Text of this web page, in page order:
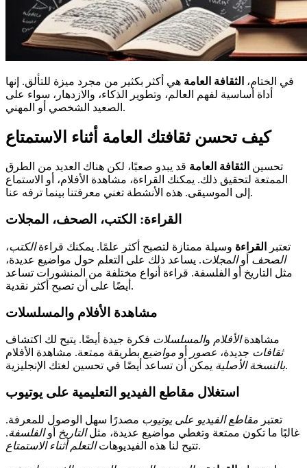
في الختام، الثقافة العامة هي أكثر بكثير من مجرد ميزة للتألق. إنها
أداة أساسية لفهم العالم، وتطوير الذكاء، والازدهار، سواء على
الصعيد الشخصي أو المهني.
كيف تحسن ثقافتك العامة أثناء الاستمتاع
تحسين الثقافة العامة قد يبدو صعبًا، لكن هناك العديد من الطرق
الممتعة لتحقيق ذلك. يمكنك القراءة، مشاهدة الأفلام، أو الاستماع
إلى الموسيقى. هذه الأنشطة تغني معرفتنا بينما ترفه عنا.
القراءة: الكتب، الصحف، المجلات
تعتبر القراءة وسيلة ممتازة لتصبح أكثر علمًا. يمكنك قراءةالكتب،
الصحف أوالمجلات. يساعد ذلك على التعلم حول مواضيع عديدة،
مثل التاريخ أو الفلسفة. قراءة أنواع مختلفة من المنشورات تساعد
أيضًا على أن تصبح أكثر نقدية.
مشاهدة الأفلام والمسلسلات
مشاهدةالأفلام والمسلسلات فكرة جيدة أيضًا. يتيح لك اكتشاف
ثقافات جديدة، عصور أو مواضيع بطريقة ممتعة. مشاهدة الأفلام
بالنسخة الأصليةيمكن أن تساعد أيضًا في تحسين لغتك الإنجليزية.
استغلال مقاطع الفيديو التعليمية على يوتيوب
تعتبر مقاطع الفيديو على يوتيوب مصدرًا سهل الوصول للمعرفة.
غالبًا ما تكون ممتعة وتغطي مواضيع عديدة، مثلالتاريخ أوالفلسفة.
تتيح لنا هذه الفيديوهاتالتعلم أثناء الاستمتاع .